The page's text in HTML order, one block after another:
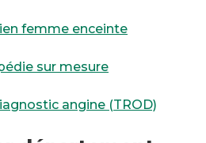
femme enceinte
sur mesure
angine (TROD)